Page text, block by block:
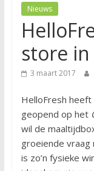
Nieuws
store
3 maart 2017
HelloFresh
geopend op het
wil de
groeiende vraag
is zo’n fysieke